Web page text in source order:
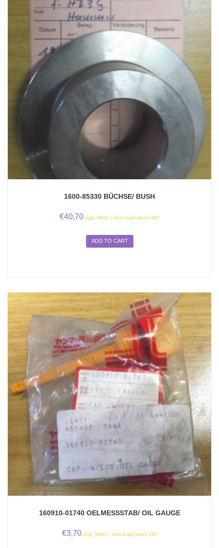
1600-85330 BÜCHSE/ BUSH
€40,70 zzgl. Mwst. / plus legal taxes VAT
ADD TO CART
160910-01740 OELMESSSTAB/ OIL GAUGE
€3,70 zzgl. Mwst. / plus legal taxes VAT